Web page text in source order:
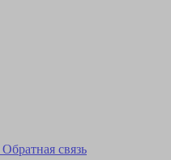
Обратная связь